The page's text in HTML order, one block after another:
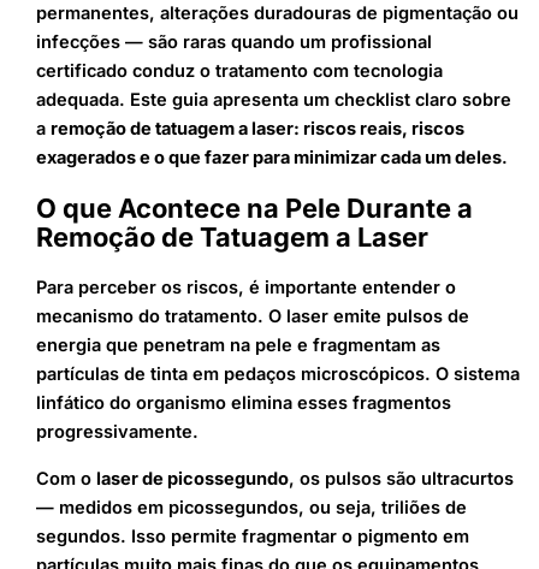
permanentes, alterações duradouras de pigmentação ou
infecções — são raras quando um profissional
certificado conduz o tratamento com tecnologia
adequada. Este guia apresenta um checklist claro sobre
aremoção de tatuagem a laser: riscos reais, riscos
exagerados e o que fazer para minimizar cada um deles.
O que Acontece na Pele Durante a
Remoção de Tatuagem a Laser
Para perceber os riscos, é importante entender o
mecanismo do tratamento. O laser emite pulsos de
energia que penetram na pele e fragmentam as
partículas de tinta em pedaços microscópicos. O sistema
linfático do organismo elimina esses fragmentos
progressivamente.
Com olaser de picossegundo, os pulsos são ultracurtos
— medidos em picossegundos, ou seja, triliões de
segundos. Isso permite fragmentar o pigmento em